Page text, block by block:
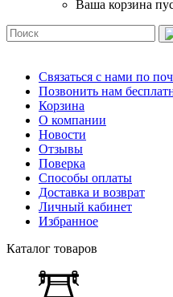
Ваша корзина
Связаться с нами по
Позвонить нам
Корзина
О компании
Новости
Отзывы
Поверка
Способы оплаты
Доставка и возврат
Личный кабинет
Избранное
Каталог товаров